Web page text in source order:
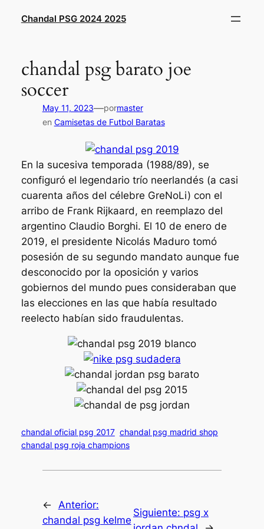
Chandal PSG 2024 2025
chandal psg barato joe
soccer
May 11, 2023—pormaster
en Camisetas de Futbol Baratas
En la sucesiva temporada (1988/89), se
configuró el legendario trío neerlandés (a casi
cuarenta años del célebre GreNoLi) con el
arribo de Frank Rijkaard, en reemplazo del
argentino Claudio Borghi. El 10 de enero de
2019, el presidente Nicolás Maduro tomó
posesión de su segundo mandato aunque fue
desconocido por la oposición y varios
gobiernos del mundo pues consideraban que
las elecciones en las que había resultado
reelecto habían sido fraudulentas.
chandal oficial psg 2017 chandal psg madrid shop
chandal psg roja champions
←
Anterior:
chandal psg kelme
Siguiente: psg x